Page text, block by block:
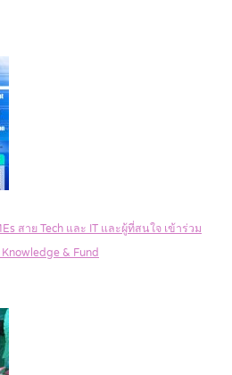
สาย Tech และ IT และผู้ที่สนใจ เข้าร่วม
& Fund